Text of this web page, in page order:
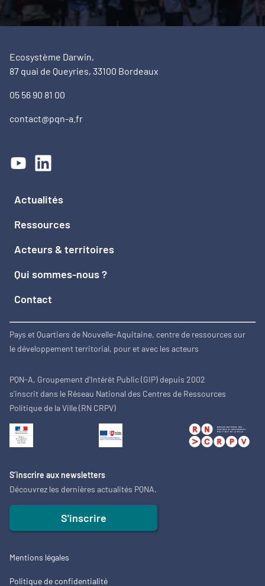
Ecosystème Darwin,
87 quai de Queyries, 33100 Bordeaux
05 56 90 81 00
contact@pqn-a.fr
Actualités
Ressources
Acteurs & territoires
Qui sommes-nous ?
Contact
Pays et Quartiers de Nouvelle-Aquitaine, centre de ressources sur
le développement territorial, pour et avec les acteurs
PQN-A, Groupement d'Intérêt Public (GIP) depuis 2002
s'inscrit dans le Réseau National des Centres de Ressources
Politique de la Ville (RN CRPV)
S’inscrire aux newsletters
Découvrez les dernières actualités PQNA.
S'inscrire
Mentions légales
Politique de confidentialité